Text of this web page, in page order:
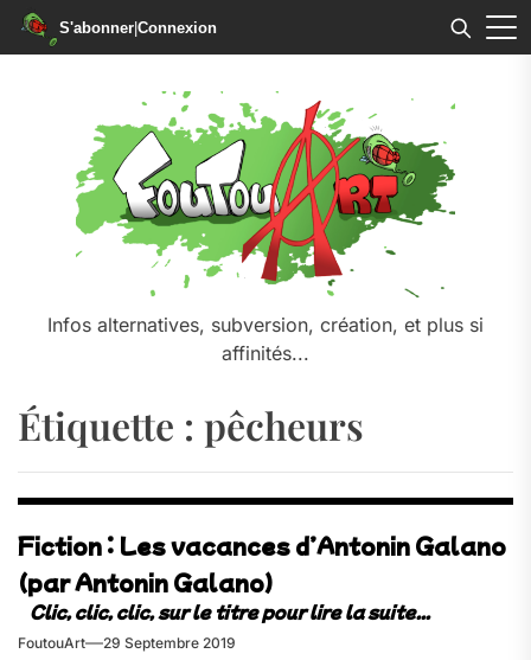
S'abonner|Connexion
Infos alternatives, subversion, création, et plus si
affinités...
Étiquette : pêcheurs
Fiction : Les vacances d’Antonin Galano
(par Antonin Galano)
FoutouArt 29 Septembre 2019